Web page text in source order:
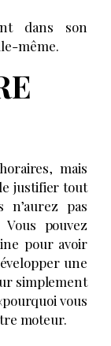
dans son
même.
mais
justifier tout
n’aurez pas
pouvez
pour avoir
une
simplement
vous
moteur.